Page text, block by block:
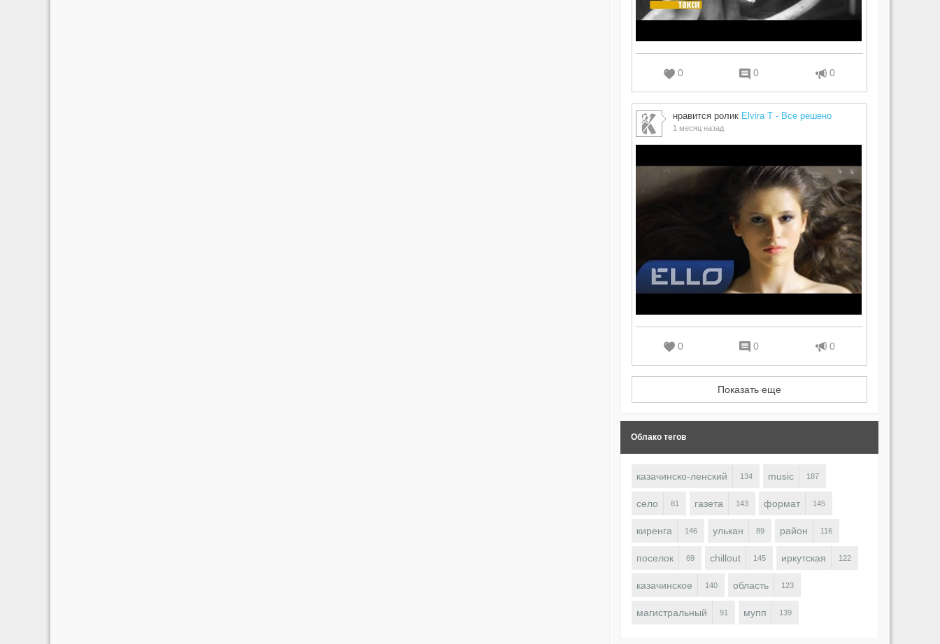
0 0 0
нравится ролик Elvira T - Все решено
1 месяц назад
0 0 0
Показать еще
Облако тегов
казачинско-ленский 134 music 187
село 81 газета 143 формат 145
киренга 146 улькан 89 район 116
поселок 69 chillout 145 иркутская 122
казачинское 140 область 123
магистральный 91 мупп 139